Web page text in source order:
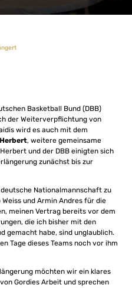
Basketball Bund (DBB)
der Weiterverpflichtung von
wird es auch mit dem
, weitere gemeinsame
und der DBB einigten sich
zunächst bis zur
Nationalmannschaft zu
und Armin Andres für die
meinen Vertrag bereits vor dem
die ich bisher mit den
gemacht habe, sind unglaublich.
Tage dieses Teams noch vor ihm
möchten wir ein klares
Gordies Arbeit und sprechen